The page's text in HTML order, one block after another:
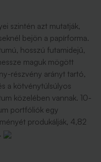
szintén azt mutatják,
bejön a papírforma.
hosszú futamidejű,
maguk mögött
részvény arányt tartó,
a kötvénytúlsúlyos
közelében vannak. 10-
portfóliók egy
produkálják, 4,82